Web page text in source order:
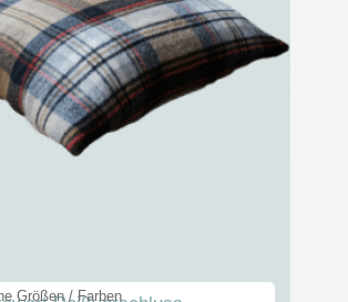
Größen / Farben